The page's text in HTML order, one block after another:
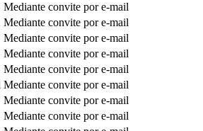
Mediante convite por e-mail
Mediante convite por e-mail
Mediante convite por e-mail
Mediante convite por e-mail
Mediante convite por e-mail
Mediante convite por e-mail
Mediante convite por e-mail
Mediante convite por e-mail